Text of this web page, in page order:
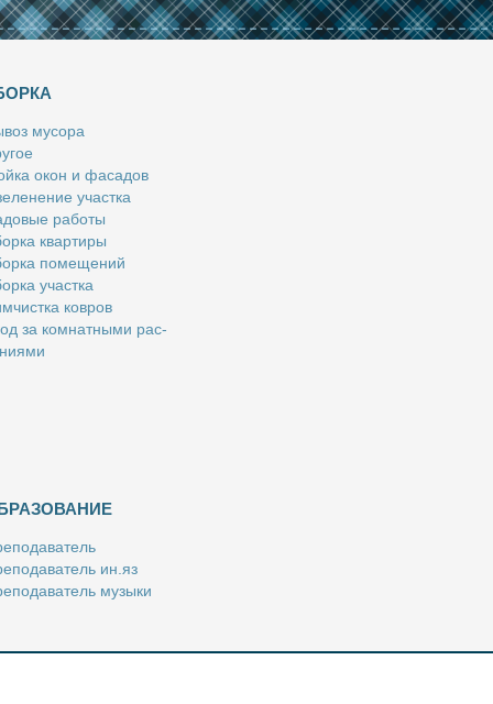
му­со­ра
окон и фа­са­дов
участ­ка
ра­бо­ты
квар­ти­ры
по­ме­ще­ний
участ­ка
ков­ров
за ком­нат­ны­ми рас­
ин.яз
му­зы­ки